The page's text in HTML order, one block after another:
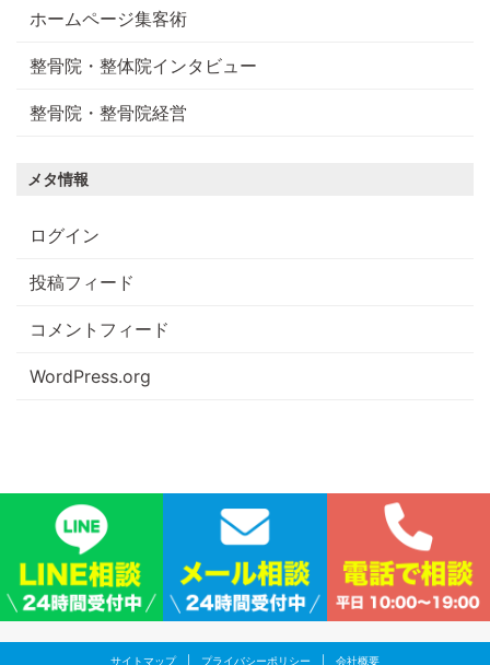
ホームページ集客術
整骨院・整体院インタビュー
整骨院・整骨院経営
メタ情報
ログイン
投稿フィード
コメントフィード
WordPress.org
サイトマップ| プライバシーポリシー 会社概要